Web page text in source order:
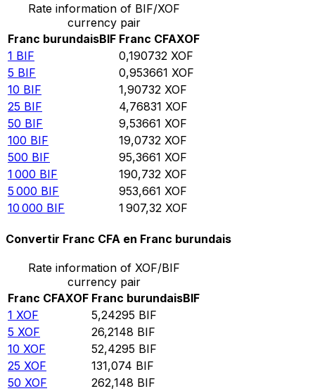
Rate information of BIF/XOF
currency pair
Franc burundaisBIF Franc CFAXOF
1 BIF 0,190732 XOF
5 BIF 0,953661 XOF
10 BIF 1,90732 XOF
25 BIF 4,76831 XOF
50 BIF 9,53661 XOF
100 BIF 19,0732 XOF
500 BIF 95,3661 XOF
1 000 BIF 190,732 XOF
5 000 BIF 953,661 XOF
10 000 BIF 1 907,32 XOF
Convertir Franc CFA en Franc burundais
Rate information of XOF/BIF
currency pair
Franc CFAXOF Franc burundaisBIF
1 XOF 5,24295 BIF
5 XOF 26,2148 BIF
10 XOF 52,4295 BIF
25 XOF 131,074 BIF
50 XOF 262,148 BIF